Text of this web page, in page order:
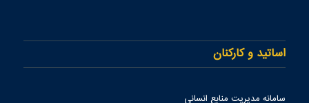
اساتید و کارکنان
سامانه مدیریت منابع انسانی